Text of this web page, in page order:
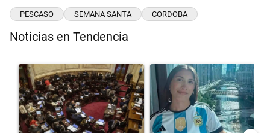
PESCASO SEMANA SANTA CORDOBA
Noticias en Tendencia
Un artículo de tendencia con el título "El Senado dio media sanción
Un artículo de tendencia con el